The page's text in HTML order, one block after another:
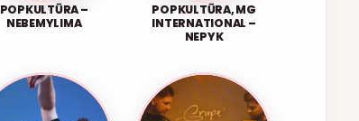
POPKULTŪRA –
NEBEMYLIMA
POPKULTŪRA, MG
INTERNATIONAL –
NEPYK